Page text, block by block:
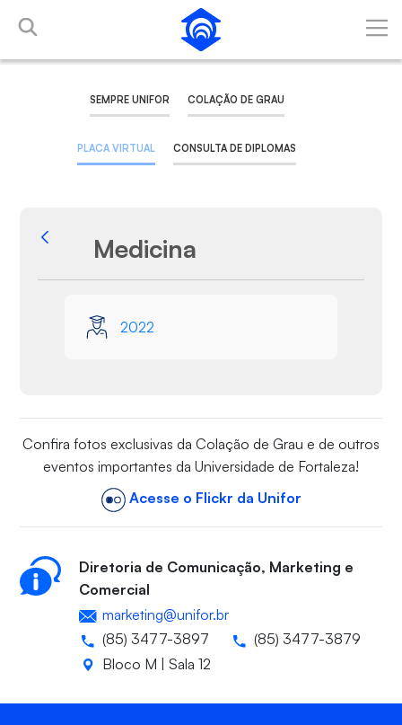
Skip to Main Content
SEMPRE UNIFOR COLAÇÃO DE GRAU
PLACA VIRTUAL CONSULTA DE DIPLOMAS
Back
Medicina
2022
Confira fotos exclusivas da Colação de Grau e de outros
eventos importantes da Universidade de Fortaleza!
Acesse o Flickr da Unifor
Diretoria de Comunicação, Marketing e
Comercial
marketing@unifor.br
(85) 3477-3897
(85) 3477-3879
Bloco M | Sala 12